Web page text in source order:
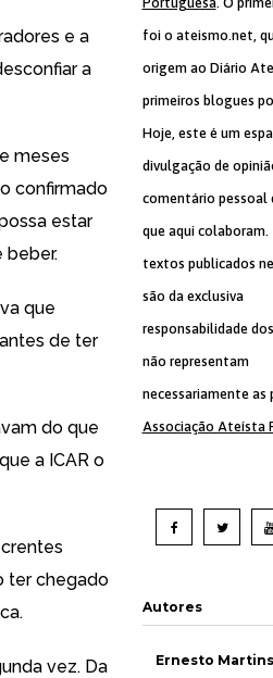
e a
a
meses
confirmado
estar
beber.
que
de ter
do que
a ICAR o
ter chegado
vez. Da
foi o ateismo.net,
origem ao Diário
primeiros blogues
Hoje, este é um
divulgação de
comentário pessoal
que aqui colaboram.
textos publicados
são da exclusiva
responsabilidade
não representam
necessariamente as
Associação Ateísta
Autores
Ernesto Martins